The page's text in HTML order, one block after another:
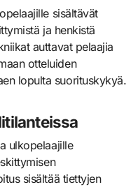
sisältävät
ja henkistä
auttavat pelaajia
otteluiden
lopulta suorituskykyä.
ulkopelaajille
sisältää tiettyjen